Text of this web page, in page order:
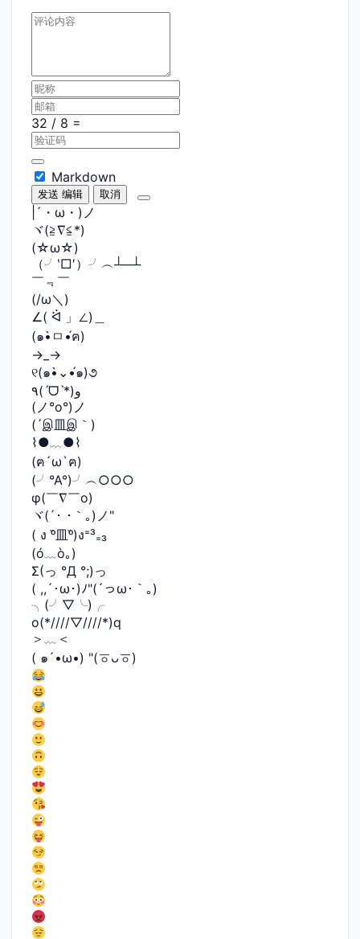
Markdown
发送 编辑 取消
|´・ω・)ノ
ヾ(≧∇≦*)ゝ
(☆ω☆)
（╯‵□′）╯︵┴─┴
￣﹃￣
(/ω＼)
∠( ᐛ 」∠)＿
(๑•̀ㅁ•́ฅ)
→_→
୧(๑•̀⌄•́๑)૭
٩(ˊᗜˋ*)و
(ノ°ο°)ノ
(´இ皿இ｀)
⌇●﹏●⌇
(ฅ´ω`ฅ)
(╯°A°)╯︵○○○
φ(￣∇￣o)
ヾ(´･ ･｀｡)ノ"
( ง ᵒ̌皿ᵒ̌)ง⁼³₌₃
(ó﹏ò｡)
Σ(っ °Д °;)っ
( ,,´･ω･)ﾉ"(´っω･｀｡)
╮(╯▽╰)╭
o(*////▽////*)q
＞﹏＜
( ๑´•ω•) "(ㆆᴗㆆ)